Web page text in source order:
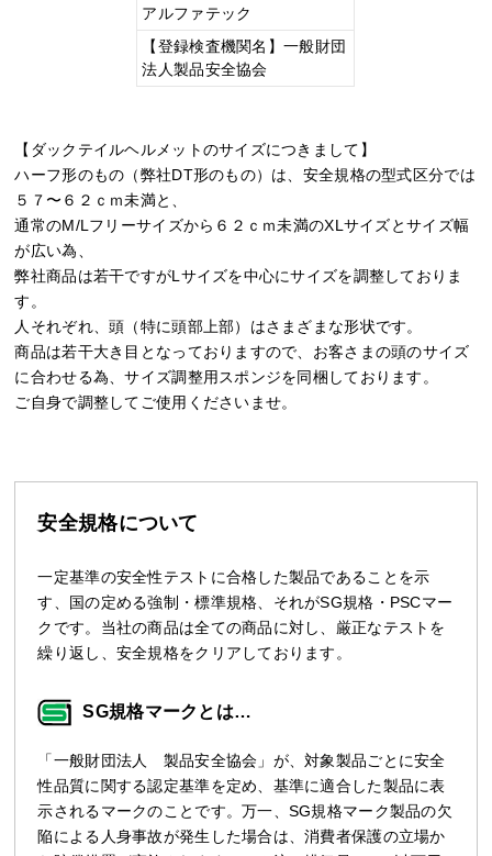
アルファテック
【登録検査機関名】一般財団
法人製品安全協会
【ダックテイルヘルメットのサイズにつきまして】
ハーフ形のもの（弊社DT形のもの）は、安全規格の型式区分では
５７〜６２ｃｍ未満と、
通常のM/Lフリーサイズから６２ｃｍ未満のXLサイズとサイズ幅
が広い為、
弊社商品は若干ですがLサイズを中心にサイズを調整しておりま
す。
人それぞれ、頭（特に頭部上部）はさまざまな形状です。
商品は若干大き目となっておりますので、お客さまの頭のサイズ
に合わせる為、サイズ調整用スポンジを同梱しております。
ご自身で調整してご使用くださいませ。
安全規格について
一定基準の安全性テストに合格した製品であることを示
す、国の定める強制・標準規格、それがSG規格・PSCマー
クです。当社の商品は全ての商品に対し、厳正なテストを
繰り返し、安全規格をクリアしております。
SG規格マークとは…
「一般財団法人 製品安全協会」が、対象製品ごとに安全
性品質に関する認定基準を定め、基準に適合した製品に表
示されるマークのことです。万一、SG規格マーク製品の欠
陥による人身事故が発生した場合は、消費者保護の立場か